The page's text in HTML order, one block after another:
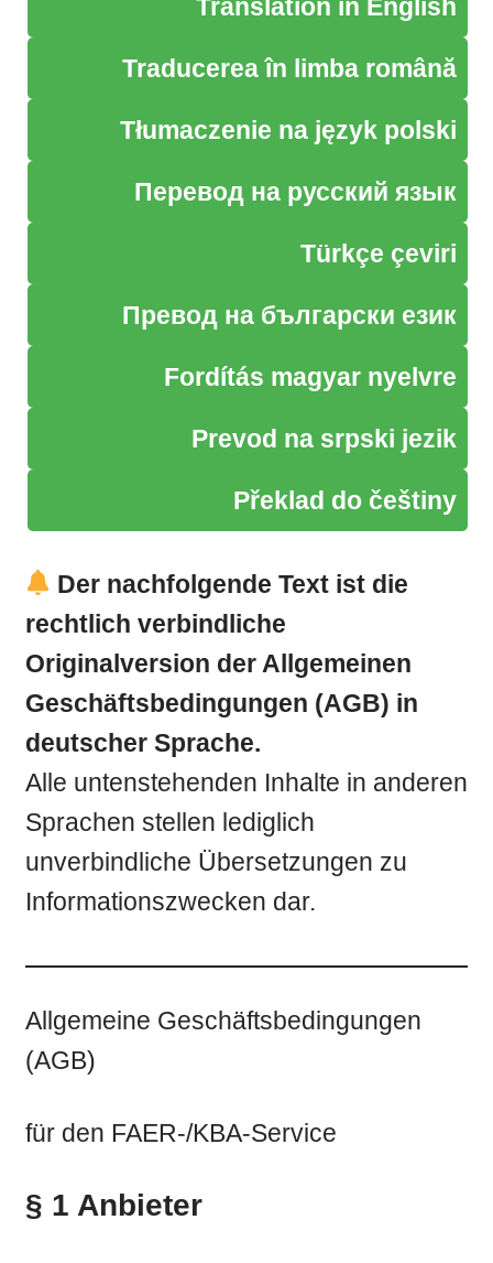
Translation in English
Traducerea în limba română
Tłumaczenie na język polski
Перевод на русский язык
Türkçe çeviri
Превод на български език
Fordítás magyar nyelvre
Prevod na srpski jezik
Překlad do češtiny
Der nachfolgende Text ist die
rechtlich verbindliche
Originalversion der Allgemeinen
Geschäftsbedingungen (AGB) in
deutscher Sprache.
Alle untenstehenden Inhalte in anderen
Sprachen stellen lediglich
unverbindliche Übersetzungen zu
Informationszwecken dar.
Allgemeine Geschäftsbedingungen
(AGB)
für den FAER-/KBA-Service
§ 1 Anbieter